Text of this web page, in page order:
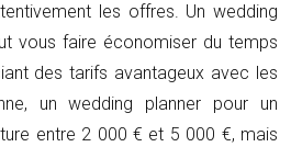
les offres. Un wedding
vous faire économiser du temps
des tarifs avantageux avec les
un wedding planner pour un
entre 2 000 € et 5 000 €, mais